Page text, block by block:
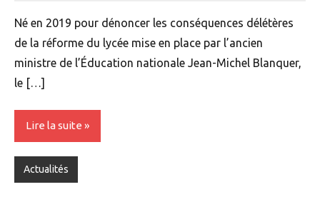
Né en 2019 pour dénoncer les conséquences délétères
de la réforme du lycée mise en place par l’ancien
ministre de l’Éducation nationale Jean-Michel Blanquer,
le […]
Lire la suite
Actualités